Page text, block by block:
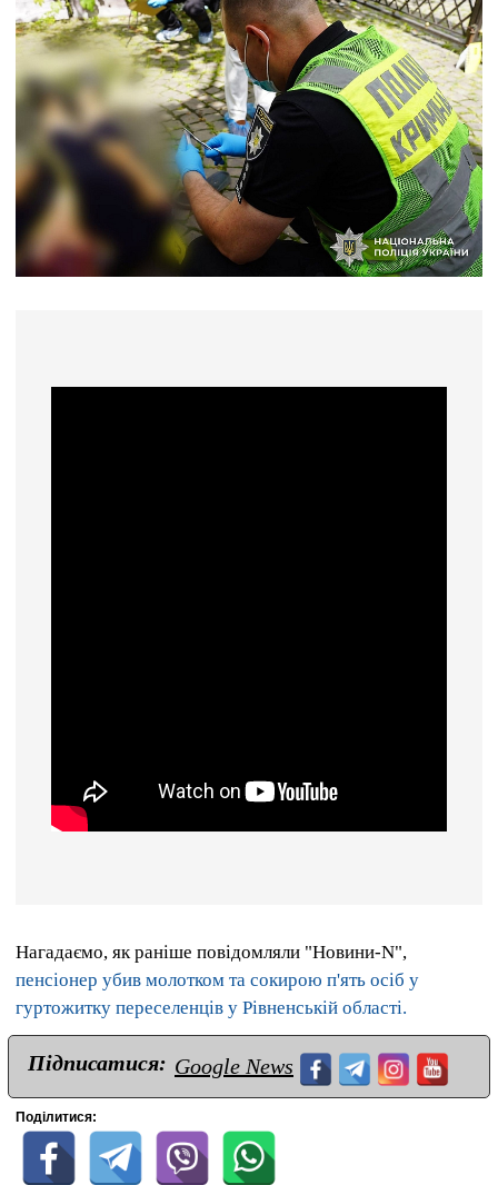
Нагадаємо, як раніше повідомляли "Новини-N",
пенсіонер убив молотком та сокирою п'ять осіб у
гуртожитку переселенців у Рівненській області.
Підписатися: Google News
Поділитися: